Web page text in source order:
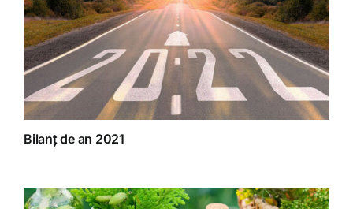
Bilanț de an 2021